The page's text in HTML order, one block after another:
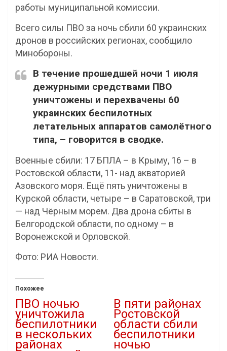
работы муниципальной комиссии.
Всего силы ПВО за ночь сбили 60 украинских
дронов в российских регионах, сообщило
Минобороны.
В течение прошедшей ночи 1 июля
дежурными средствами ПВО
уничтожены и перехвачены 60
украинских беспилотных
летательных аппаратов самолётного
типа, – говорится в сводке.
Военные сбили: 17 БПЛА – в Крыму, 16 – в
Ростовской области, 11- над акваторией
Азовского моря. Ещё пять уничтожены в
Курской области, четыре – в Саратовской, три
— над Чёрным морем. Два дрона сбиты в
Белгородской области, по одному – в
Воронежской и Орловской.
Фото: РИА Новости.
Похожее
ПВО ночью
уничтожила
беспилотники
в нескольких
районах
В пяти районах
Ростовской
области сбили
беспилотники
ночью